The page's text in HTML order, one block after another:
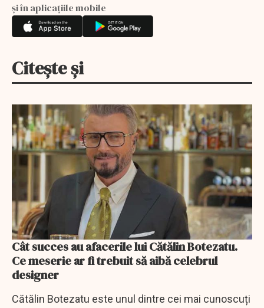
și în aplicațiile mobile
Citește și
Cât succes au afacerile lui Cătălin Botezatu.
Ce meserie ar fi trebuit să aibă celebrul
designer
Cătălin Botezatu este unul dintre cei mai cunoscuți